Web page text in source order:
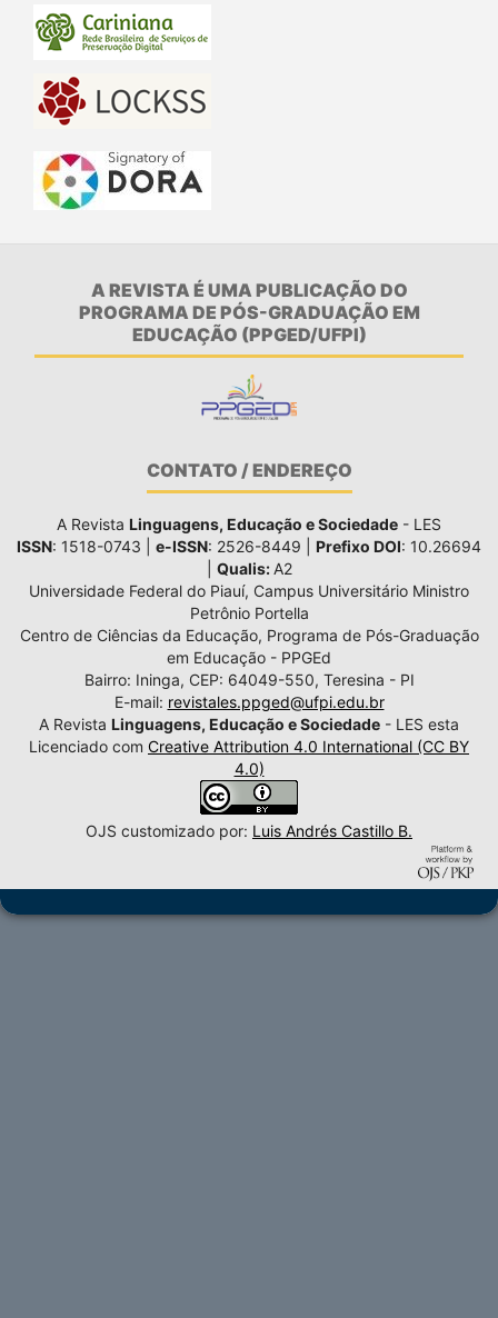
A REVISTA É UMA PUBLICAÇÃO DO
PROGRAMA DE PÓS-GRADUAÇÃO EM
EDUCAÇÃO (PPGED/UFPI)
CONTATO / ENDEREÇO
A Revista Linguagens, Educação e Sociedade - LES
ISSN: 1518-0743 | e-ISSN: 2526-8449 | Prefixo DOI: 10.26694
Qualis: A2
Universidade Federal do Piauí, Campus Universitário Ministro
Petrônio Portella
Centro de Ciências da Educação, Programa de Pós-Graduação
em Educação - PPGEd
Bairro: Ininga, CEP: 64049-550, Teresina - PI
E-mail: revistales.ppged@ufpi.edu.br
A Revista Linguagens, Educação e Sociedade - LES esta
Licenciado com Creative Attribution 4.0 International (CC BY
4.0)
OJS customizado por: Luis Andrés Castillo B.